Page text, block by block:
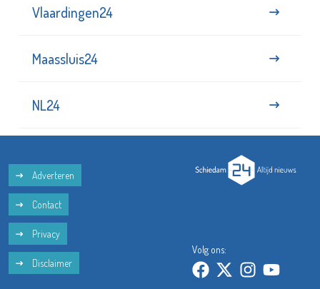
Vlaardingen24
Maassluis24
NL24
Adverteren
Contact
Privacy
Disclaimer
Volg ons: